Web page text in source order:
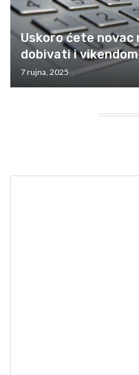
Uskoro ćete
dobivati i
7 rujna, 2025